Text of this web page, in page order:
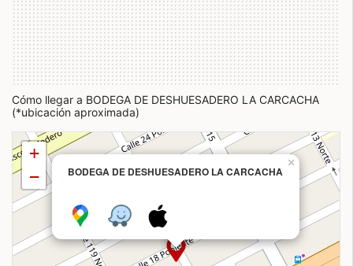
Cómo llegar a BODEGA DE DESHUESADERO LA CARCACHA
(*ubicación aproximada)
BODEGA DE DESHUESADERO LA CARCACHA
×
+
−